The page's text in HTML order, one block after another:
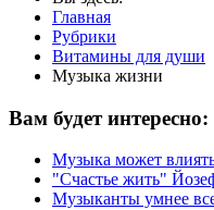
Главная
Рубрики
Витамины для души
Музыка жизни
Вам будет интересно:
Музыка может
"Счастье жить"
Музыканты умнее